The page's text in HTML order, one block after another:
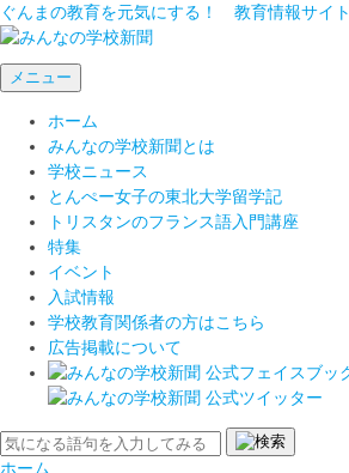
ぐんまの教育を元気にする！ 教育情報サイト
メニュー
ホーム
みんなの学校新聞とは
学校ニュース
とんぺー女子の東北大学留学記
トリスタンのフランス語入門講座
特集
イベント
入試情報
学校教育関係者の方はこちら
広告掲載について
ホーム